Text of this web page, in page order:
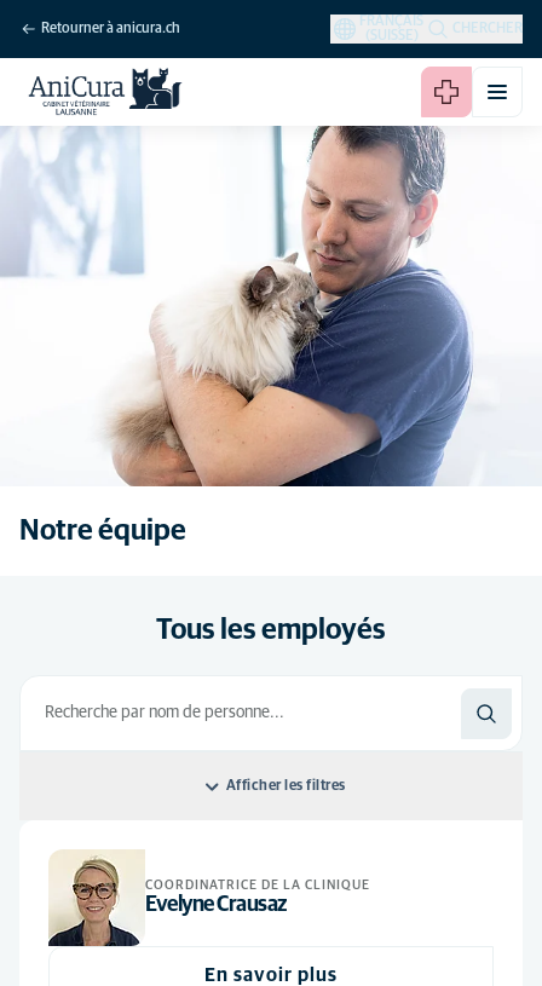
Retourner à anicura.ch
FRANÇAIS
(SUISSE)
CHERCHER
Notre équipe
Tous les employés
Afficher les filtres
Commandé par: par défaut
par défaut
Alphabétiquement
Tous les postes
Helfer
COORDINATRICE DE LA CLINIQUE
Evelyne Crausaz
En savoir plus